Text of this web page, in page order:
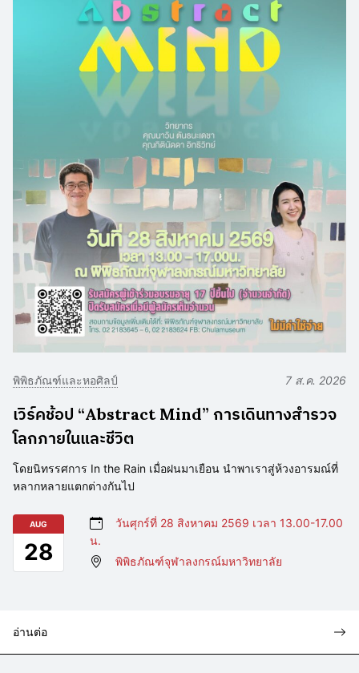
พิพิธภัณฑ์และหอศิลป์ 7 ส.ค. 2026
เวิร์คช้อป “Abstract Mind” การเดินทางสำรวจ
โลกภายในและชีวิต
โดยนิทรรศการ In the Rain เมื่อฝนมาเยือน นำพาเราสู่ห้วงอารมณ์ที่
หลากหลายแตกต่างกันไป
AUG
28
วันศุกร์ที่ 28 สิงหาคม 2569 เวลา 13.00-17.00
น.
พิพิธภัณฑ์จุฬาลงกรณ์มหาวิทยาลัย
อ่านต่อ